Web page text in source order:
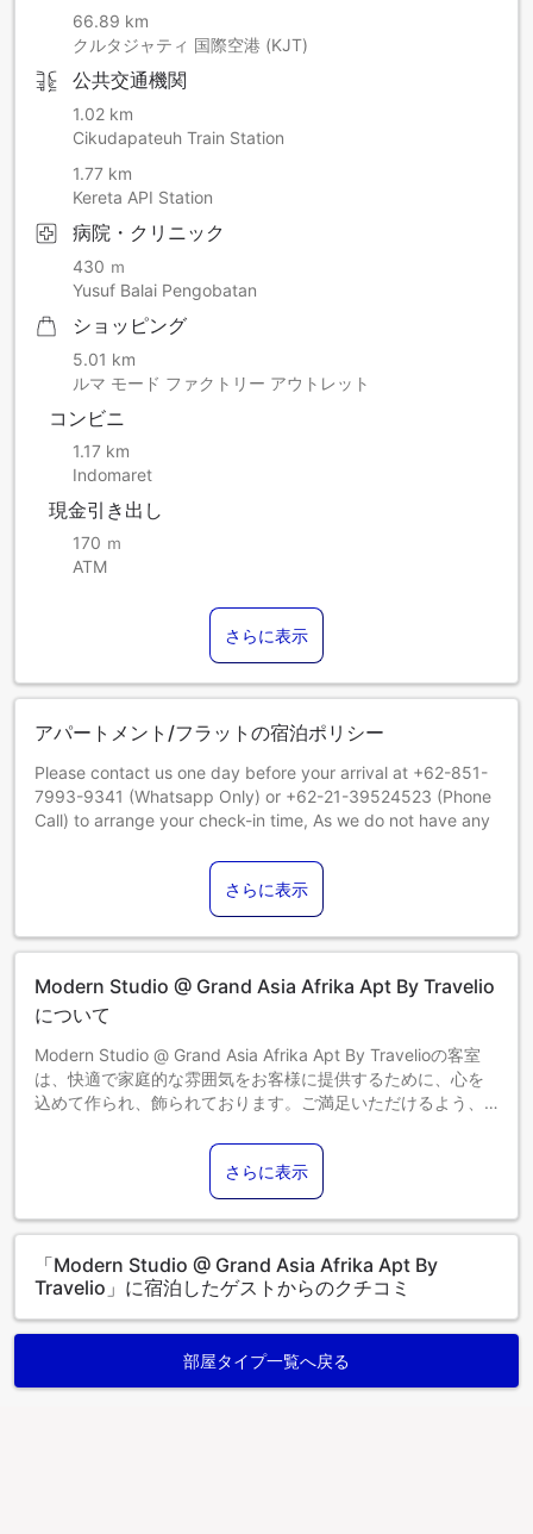
66.89 km
クルタジャティ 国際空港 (KJT)
公共交通機関
1.02 km
Cikudapateuh Train Station
1.77 km
Kereta API Station
病院・クリニック
430 ｍ
Yusuf Balai Pengobatan
ショッピング
5.01 km
ルマ モード ファクトリー アウトレット
コンビニ
1.17 km
Indomaret
現金引き出し
170 ｍ
ATM
さらに表示
アパートメント/フラットの宿泊ポリシー
Please contact us one day before your arrival at +62-851-
7993-9341 (Whatsapp Only) or +62-21-39524523 (Phone
Call) to arrange your check-in time, As we do not have any
will be charged at check-in and will be refunded
approximately 1-14 working days from check-out date (if
there is no damage and the property is in good condition).
We only accept Credit Cards and Bank Transfer for
Parking charges are the responsibility of guests, costs
starting from IDR 5,000/ hour.
Check in time: 14.00 - 23.00 (contact us minimum of 3
hours prior to check- in time for same day booking) Check
out time: 07.00 - 12.00
times including the use of all building facilities.
さらに表示
Modern Studio @ Grand Asia Afrika Apt By Travelio
について
Modern Studio @ Grand Asia Afrika Apt By Travelioの客室
は、快適で家庭的な雰囲気をお客様に提供するために、心を
込めて作られ、飾られております。ご満足いただけるよう、
いただけるリネンサービスもございます。一部の客室では、
室内でのビデオストリーミング、日刊新聞、テレビなどの娯
楽をお楽しみいただけます。 バスルームのアメニティがお客
様の満足度を高める重要性を理解している当宿泊施設では、
しています。 Modern Studio @ Grand Asia Afrika Apt By
Travelioにある数々のアクティビティをお楽しみください。ス
イミングプールに飛び込んで、完璧な休日を始めましょう。
さらに表示
「Modern Studio @ Grand Asia Afrika Apt By
Travelio」に宿泊したゲストからのクチコミ
部屋タイプ一覧へ戻る